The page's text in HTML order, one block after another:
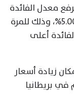
معدل الفائدة
ربع نقطة مئوية إلى 5.25%، بعد أن كانت 5.00%، وذلك للمرة
أعلى
زيادة أسعار
في بريطانيا